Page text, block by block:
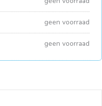
geen voorraad
geen voorraad